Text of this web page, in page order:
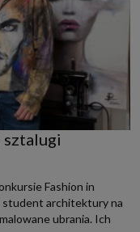
sztalugi
Fashion in
student architektury na
ubrania. Ich